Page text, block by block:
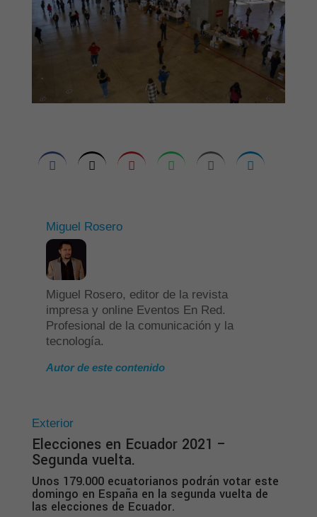
Miguel Rosero
Miguel Rosero, editor de la revista
impresa y online Eventos En Red.
Profesional de la comunicación y la
tecnología.
Autor de este contenido
Exterior
Elecciones en Ecuador 2021 –
Segunda vuelta.
Unos 179.000 ecuatorianos podrán votar este
domingo en España en la segunda vuelta de
las elecciones de Ecuador.